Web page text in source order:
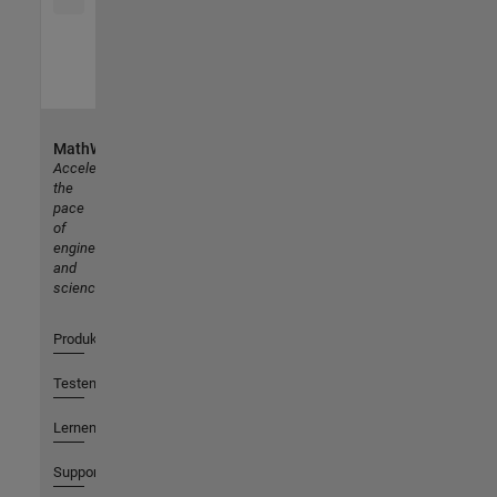
MathWorks
Accelerating
the
pace
of
engineering
and
science
Produkte
Testen oder Kaufen
Lernen
Support